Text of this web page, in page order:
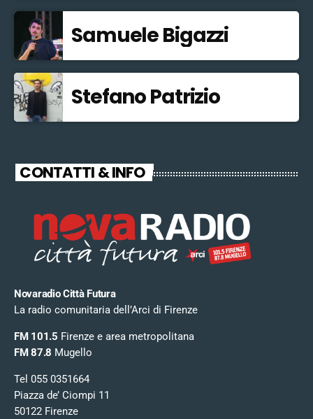
Samuele Bigazzi
Stefano Patrizio
CONTATTI & INFO
Novaradio Città Futura
La radio comunitaria dell’Arci di Firenze
FM 101.5 Firenze e area metropolitana
FM 87.8 Mugello
Tel 055 0351664
Piazza de’ Ciompi 11
50122 Firenze